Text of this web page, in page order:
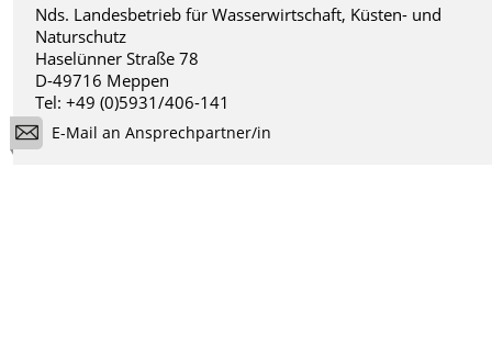
Nds. Landesbetrieb für Wasserwirtschaft, Küsten- und
Naturschutz
Haselünner Straße 78
D-49716 Meppen
Tel: +49 (0)5931/406-141
E-Mail an Ansprechpartner/in